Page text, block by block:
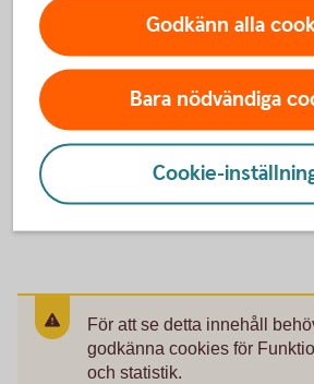
Faktablad för
Faktablad för de värdepapper som du
Swedbank och sparbankerna hittar du
dem i sökfunktionen här nedan.
Lista med Swedbanks
För att se detta innehåll
godkänna cookies för
och statistik.
Godkänn alla
Bara nödvändiga
Cookie-